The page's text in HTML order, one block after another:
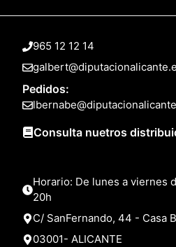
965 12 12 14
Pedidos:
Consulta nuetros
Horario: De lunes a viernes
20h
C/ SanFernando, 44 - Casa
03001- ALICANTE